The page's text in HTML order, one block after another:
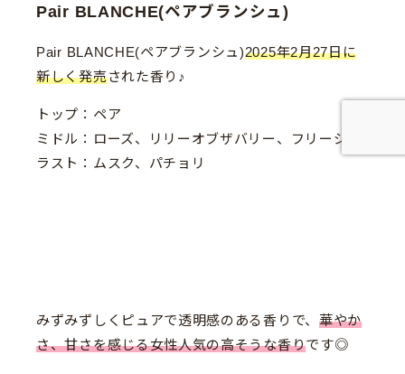
Pair BLANCHE(ペアブランシュ)
Pair BLANCHE(ペアブランシュ)2025年2月27日に
新しく発売された香り♪
トップ：ペア
ミドル：ローズ、リリーオブザバリー、フリージア
ラスト：ムスク、パチョリ
みずみずしくピュアで透明感のある香りで、 華やか
さ、甘さを感じる女性人気の高そうな香りです◎